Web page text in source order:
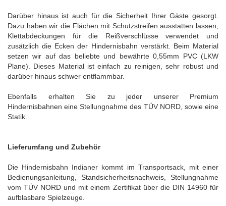
Darüber hinaus ist auch für die Sicherheit Ihrer Gäste gesorgt.
Dazu haben wir die Flächen mit Schutzstreifen ausstatten lassen,
Klettabdeckungen für die Reißverschlüsse verwendet und
zusätzlich die Ecken der Hindernisbahn verstärkt. Beim Material
setzen wir auf das beliebte und bewährte 0,55mm PVC (LKW
Plane). Dieses Material ist einfach zu reinigen, sehr robust und
darüber hinaus schwer entflammbar.
Ebenfalls erhalten Sie zu jeder unserer Premium
Hindernisbahnen eine Stellungnahme des TÜV NORD, sowie eine
Statik.
Lieferumfang und Zubehör
Die Hindernisbahn Indianer kommt im Transportsack, mit einer
Bedienungsanleitung, Standsicherheitsnachweis, Stellungnahme
vom TÜV NORD und mit einem Zertifikat über die DIN 14960 für
aufblasbare Spielzeuge.